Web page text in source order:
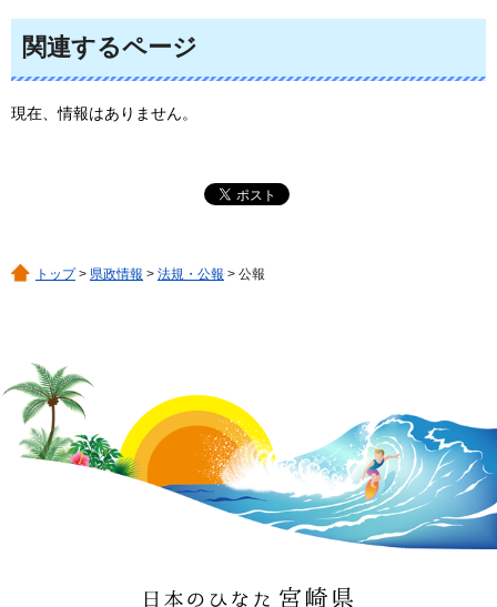
関連するページ
現在、情報はありません。
トップ> 県政情報 > 法規・公報 > 公報
日本のひなた 宮崎県